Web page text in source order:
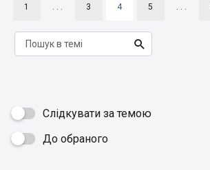
1 . . . 3 4 5 . . .

Слідкувати за темою
 До обраного